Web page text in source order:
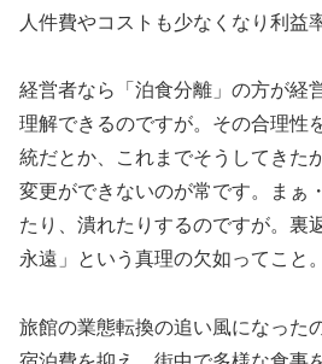
人件費やコストも少なくなり利益
経営者なら「泊食分離」の方が経
理解できるのですが。その合理性
統だとか、これまでそうしてきた
変更ができないのが常です。まぁ
たり、潰れたりするのですが。裏
永遠」という真理の欠如ってこと。
旅館の業態転換の追い風になった